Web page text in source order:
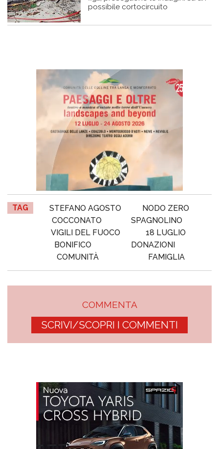
possibile cortocircuito
TAG STEFANO AGOSTO
NODO ZERO
COCCONATO
SPAGNOLINO
VIGILI DEL FUOCO
18 LUGLIO
BONIFICO
DONAZIONI
COMUNITÀ
FAMIGLIA
COMMENTA
SCRIVI/SCOPRI I COMMENTI